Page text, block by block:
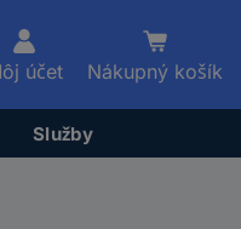
účet Nákupný košík
Služby